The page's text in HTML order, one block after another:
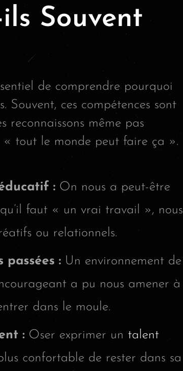
Souvent
de comprendre pourquoi
Souvent, ces compétences sont
reconnaissons même pas
« tout le monde peut faire ça ».
: On nous a peut-être
faut « un vrai travail », nous
ou relationnels.
passées : Un environnement de
a pu nous amener à
dans le moule.
: Oser exprimer un talent
confortable de rester dans sa